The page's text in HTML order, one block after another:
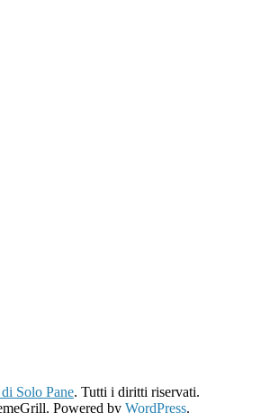
Solo Pane. Tutti i diritti riservati.
Powered by WordPress.